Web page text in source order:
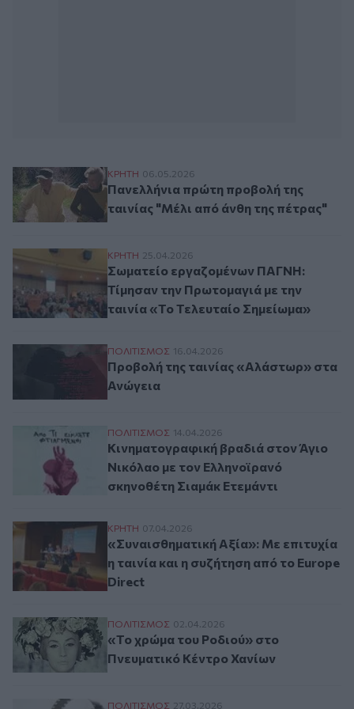
Πανελλήνια πρώτη προβολή της ταινίας
ΚΡΗΤΗ 06.05.2026
Πανελλήνια πρώτη προβολή της
ταινίας "Μέλι από άνθη της πέτρας"
Σωματείο εργαζομένων ΠΑΓΝΗ: Τίμησαν
ΚΡΗΤΗ 25.04.2026
Σωματείο εργαζομένων ΠΑΓΝΗ:
Τίμησαν την Πρωτομαγιά με την
ταινία «Το Τελευταίο Σημείωμα»
Προβολή της ταινίας «Αλάστωρ» στα
ΠΟΛΙΤΙΣΜΟΣ 16.04.2026
Προβολή της ταινίας «Αλάστωρ» στα
Ανώγεια
Κινηματογραφική βραδιά στον Άγιο
ΠΟΛΙΤΙΣΜΟΣ 14.04.2026
Κινηματογραφική βραδιά στον Άγιο
Νικόλαο με τον Ελληνοϊρανό
σκηνοθέτη Σιαμάκ Ετεμάντι
«Συναισθηματική Αξία»: Με επιτυχία η
ΚΡΗΤΗ 07.04.2026
«Συναισθηματική Αξία»: Με επιτυχία
η ταινία και η συζήτηση από το Europe
Direct
«Το χρώμα του Ροδιού» στο Πνευματικό
ΠΟΛΙΤΙΣΜΟΣ 02.04.2026
«Το χρώμα του Ροδιού» στο
Πνευματικό Κέντρο Χανίων
ΠΟΛΙΤΙΣΜΟΣ 27.03.2026